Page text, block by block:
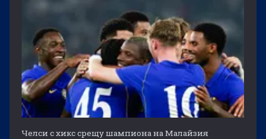
Челси с хикс срещу шампиона на Малайзия